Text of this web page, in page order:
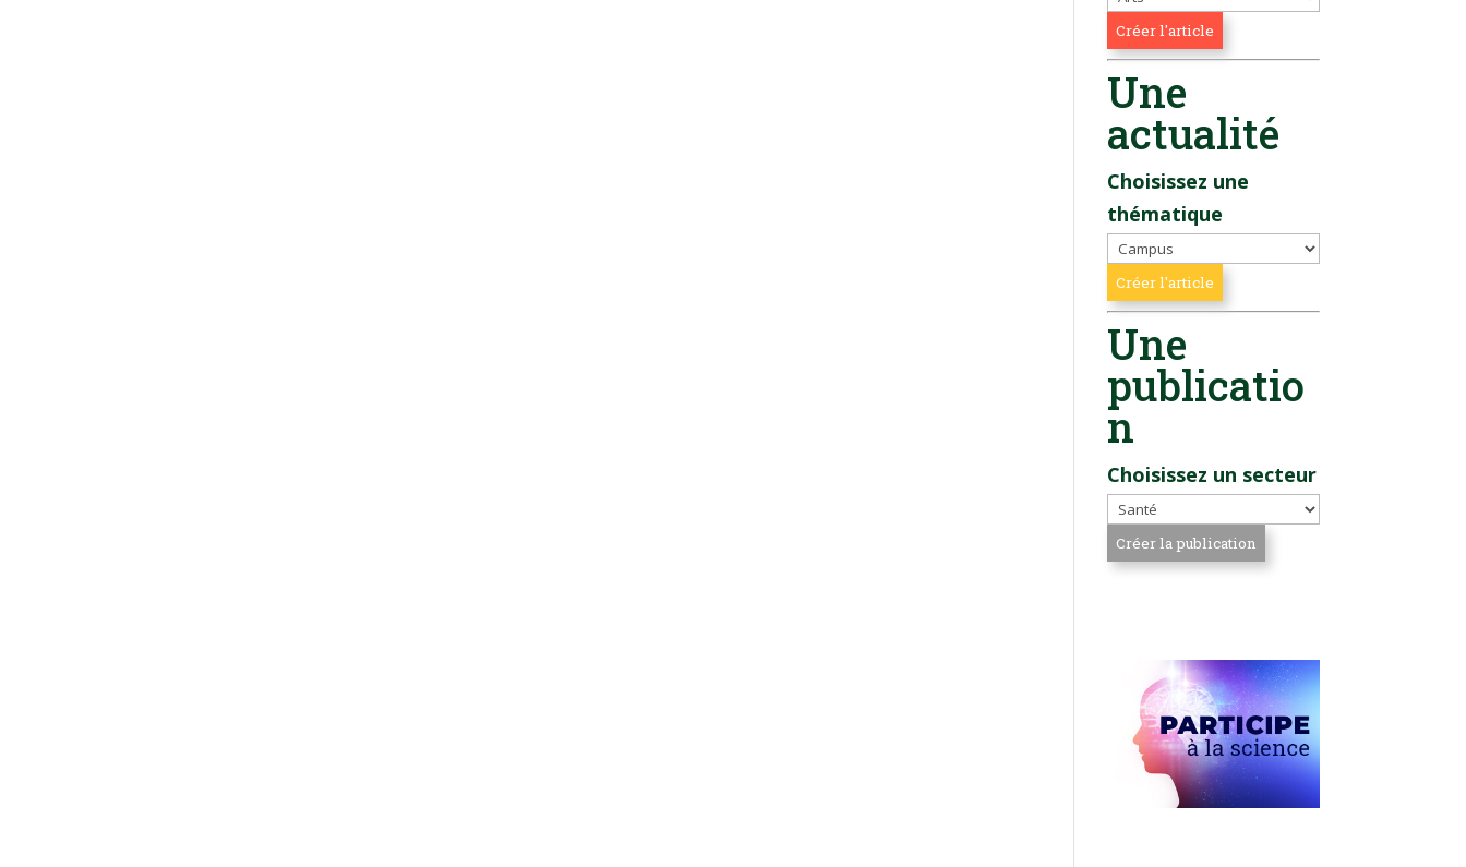
Une
actualité
Choisissez une
thématique
Une
publicatio
n
Choisissez un secteur